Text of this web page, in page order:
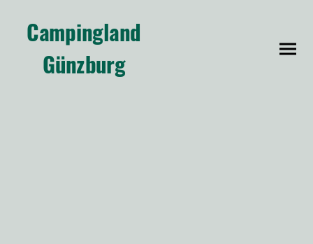
Campingland
Günzburg